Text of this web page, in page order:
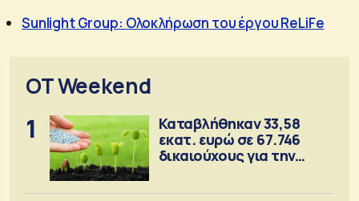
Sunlight Group: Ολοκλήρωση του έργου ReLiFe
OT Weekend
1
Καταβλήθηκαν 33,58
εκατ. ευρώ σε 67.746
δικαιούχους για την